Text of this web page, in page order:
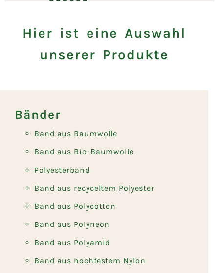
Hier ist eine Auswahl
unserer Produkte
Bänder
Band aus Baumwolle
Band aus Bio-Baumwolle
Polyesterband
Band aus recyceltem Polyester
Band aus Polycotton
Band aus Polyneon
Band aus Polyamid
Band aus hochfestem Nylon